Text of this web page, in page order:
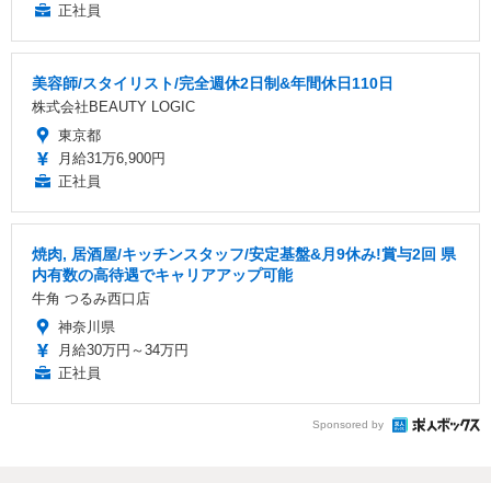
正社員
美容師/スタイリスト/完全週休2日制&年間休日110日
株式会社BEAUTY LOGIC
東京都
月給31万6,900円
正社員
焼肉, 居酒屋/キッチンスタッフ/安定基盤&月9休み!賞与2回 県
内有数の高待遇でキャリアアップ可能
牛角 つるみ西口店
神奈川県
月給30万円～34万円
正社員
Sponsored by